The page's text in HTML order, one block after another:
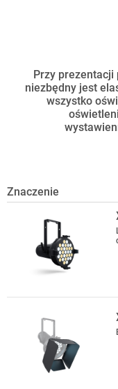
Przy prezentacji
niezbędny jest
wszystko